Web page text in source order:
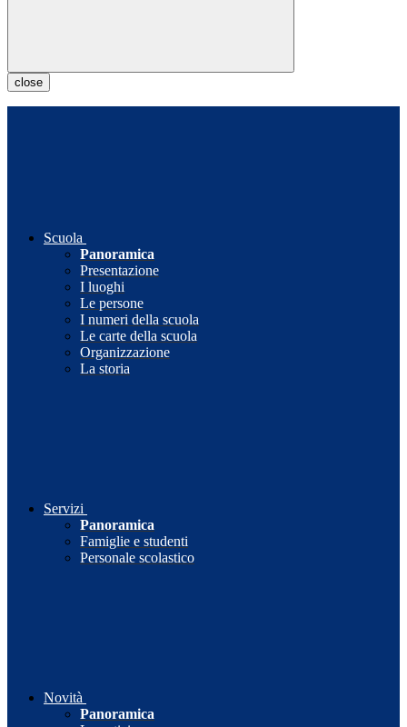
close
Scuola
Panoramica
Presentazione
I luoghi
Le persone
I numeri della scuola
Le carte della scuola
Organizzazione
La storia
Servizi
Panoramica
Famiglie e studenti
Personale scolastico
Novità
Panoramica